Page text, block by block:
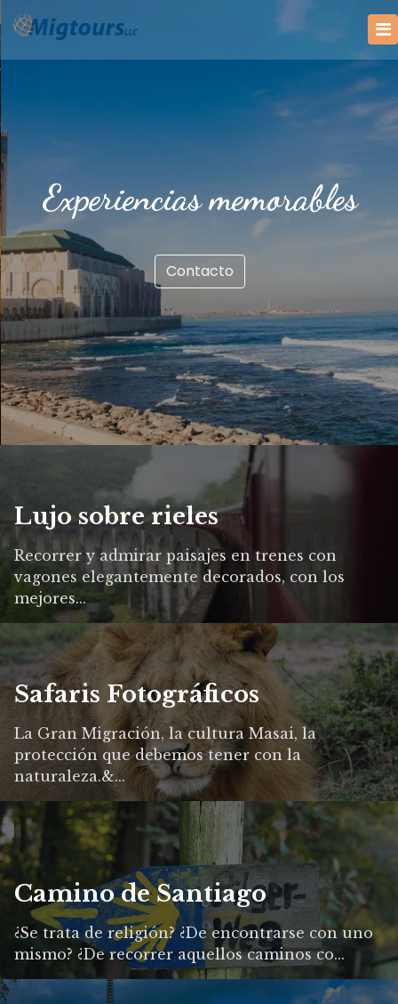
Experiencias memorables
Contacto
Lujo sobre rieles
Recorrer y admirar paisajes en trenes con
vagones elegantemente decorados, con los
mejores...
Safaris Fotográficos
La Gran Migración, la cultura Masai, la
protección que debemos tener con la
naturaleza.&...
Camino de Santiago
¿Se trata de religión? ¿De encontrarse con uno
mismo? ¿De recorrer aquellos caminos co...